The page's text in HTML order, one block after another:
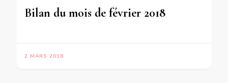
Bilan du mois de février 2018
2 MARS 2018